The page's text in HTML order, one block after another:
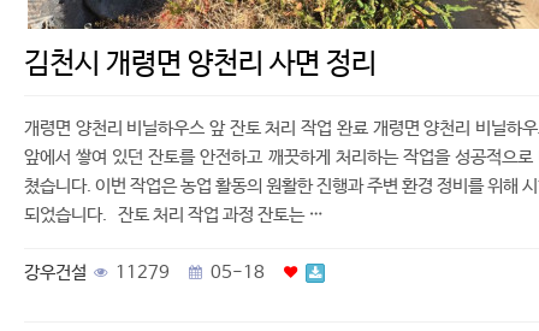
김천시 개령면 양천리 사면 정리
개령면 양천리 비닐하우스 앞 잔토 처리 작업 완료 개령면 양천리 비닐하
앞에서 쌓여 있던 잔토를 안전하고 깨끗하게 처리하는 작업을 성공적으로
쳤습니다. 이번 작업은 농업 활동의 원활한 진행과 주변 환경 정비를 위해
되었습니다. 잔토 처리 작업 과정 잔토는 …
강우건설 11279 05-18